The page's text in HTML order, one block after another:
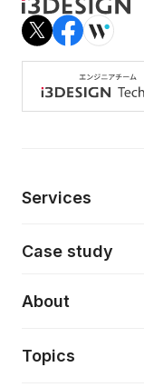
Services
AI駆動開発支援
デザインシス
Case study
About
About
Topics